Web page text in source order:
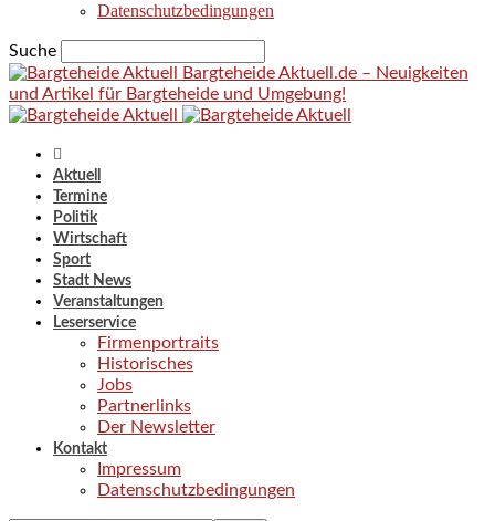
Datenschutzbedingungen
Suche
Bargteheide Aktuell.de – Neuigkeiten
und Artikel für Bargteheide und Umgebung!
Aktuell
Termine
Politik
Wirtschaft
Sport
Stadt News
Veranstaltungen
Leserservice
Firmenportraits
Historisches
Jobs
Partnerlinks
Der Newsletter
Kontakt
Impressum
Datenschutzbedingungen